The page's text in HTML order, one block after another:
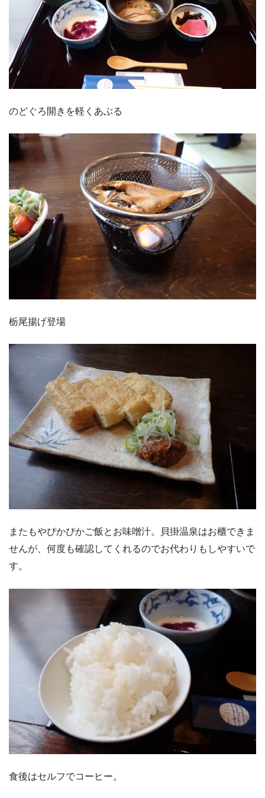
のどぐろ開きを軽くあぶる
栃尾揚げ登場
またもやぴかぴかご飯とお味噌汁。貝掛温泉はお櫃できま
せんが、何度も確認してくれるのでお代わりもしやすいで
す。
食後はセルフでコーヒー。